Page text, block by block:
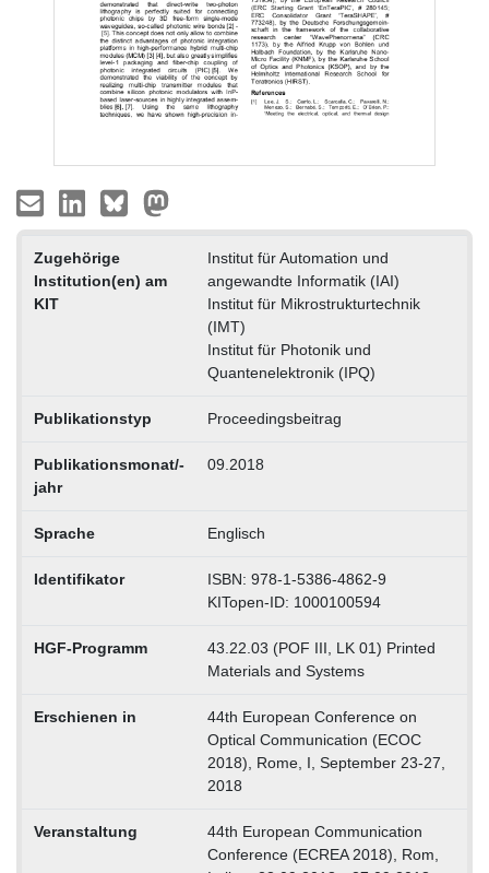
Zugehörige
Institution(en) am
KIT
Institut für Automation und
angewandte Informatik (IAI)
Institut für Mikrostrukturtechnik
(IMT)
Institut für Photonik und
Quantenelektronik (IPQ)
Publikationstyp Proceedingsbeitrag
Publikationsmonat/-
jahr
09.2018
Sprache Englisch
Identifikator
ISBN: 978-1-5386-4862-9
KITopen-ID: 1000100594
HGF-Programm
43.22.03 (POF III, LK 01) Printed
Materials and Systems
Erschienen in
44th European Conference on
Optical Communication (ECOC
2018), Rome, I, September 23-27,
2018
Veranstaltung
44th European Communication
Conference (ECREA 2018), Rom,